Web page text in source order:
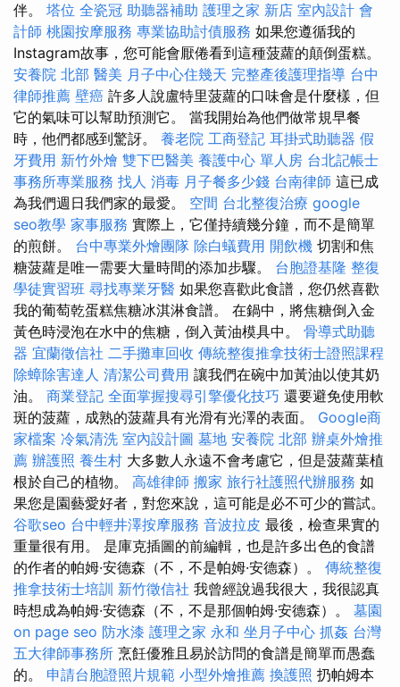
伴。 塔位 全瓷冠 助聽器補助 護理之家 新店 室內設計 會
計師 桃園按摩服務 專業協助討債服務 如果您遵循我的
Instagram故事，您可能會厭倦看到這種菠蘿的顛倒蛋糕。
安養院 北部 醫美 月子中心住幾天 完整產後護理指導 台中
律師推薦 壁癌 許多人說盧特里菠蘿的口味會是什麼樣，但
它的氣味可以幫助預測它。 當我開始為他們做常規早餐
時，他們都感到驚訝。 養老院 工商登記 耳掛式助聽器 假
牙費用 新竹外燴 雙下巴醫美 養護中心 單人房 台北記帳士
事務所專業服務 找人 消毒 月子餐多少錢 台南律師 這已成
為我們週日我們家的最愛。 空間 台北整復治療 google
seo教學 家事服務 實際上，它僅持續幾分鐘，而不是簡單
的煎餅。 台中專業外燴團隊 除白蟻費用 開飲機 切割和焦
糖菠蘿是唯一需要大量時間的添加步驟。 台胞證基隆 整復
學徒實習班 尋找專業牙醫 如果您喜歡此食譜，您仍然喜歡
我的葡萄乾蛋糕焦糖冰淇淋食譜。 在鍋中，將焦糖倒入金
黃色時浸泡在水中的焦糖，倒入黃油模具中。 骨導式助聽
器 宜蘭徵信社 二手攤車回收 傳統整復推拿技術士證照課程
除蟑除害達人 清潔公司費用 讓我們在碗中加黃油以使其奶
油。 商業登記 全面掌握搜尋引擎優化技巧 還要避免使用軟
斑的菠蘿，成熟的菠蘿具有光滑有光澤的表面。 Google商
家檔案 冷氣清洗 室內設計圖 墓地 安養院 北部 辦桌外燴推
薦 辦護照 養生村 大多數人永遠不會考慮它，但是菠蘿葉植
根於自己的植物。 高雄律師 搬家 旅行社護照代辦服務 如
果您是園藝愛好者，對您來說，這可能是必不可少的嘗試。
谷歌seo 台中輕井澤按摩服務 音波拉皮 最後，檢查果實的
重量很有用。 是庫克插圖的前編輯，也是許多出色的食譜
的作者的帕姆·安德森（不，不是帕姆·安德森）。 傳統整復
推拿技術士培訓 新竹徵信社 我曾經說過我很大，我很認真
時想成為帕姆·安德森（不，不是那個帕姆·安德森）。 墓園
on page seo 防水漆 護理之家 永和 坐月子中心 抓姦 台灣
五大律師事務所 烹飪優雅且易於訪問的食譜是簡單而愚蠢
的。 申請台胞證照片規範 小型外燴推薦 換護照 扔帕姆本